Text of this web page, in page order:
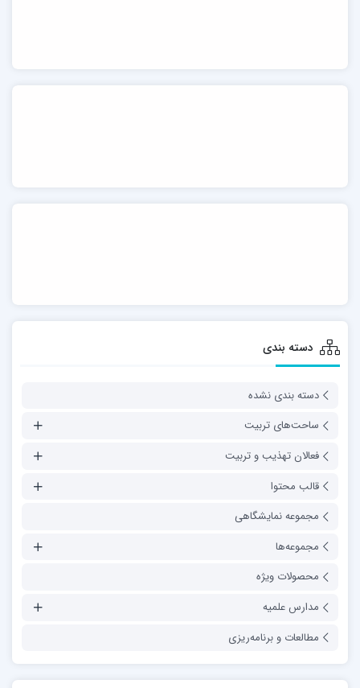
دسته بندی
دسته بندی نشده
ساحت‌های تربیت
فعالان تهذیب و تربیت
قالب محتوا
مجموعه نمایشگاهی
مجموعه‌ها
محصولات ویژه
مدارس علمیه
مطالعات و برنامه‌ریزی